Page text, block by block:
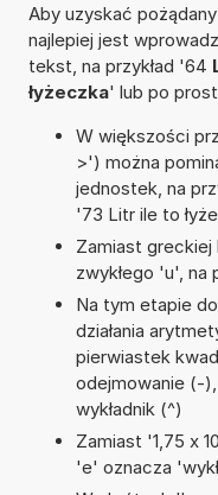
Aby uzyskać
najlepiej jest
tekst, na przykład '64
łyżeczka' lub po
W większości
>') można
jednostek, na
'73 Litr ile to
Zamiast
zwykłego 'u', na
Na tym etapie
działania
pierwiastek
odejmowanie (-
wykładnik (^)
Zamiast '1,75 x
'e' oznacza